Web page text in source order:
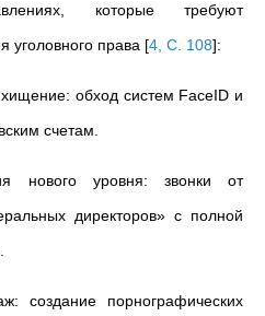
которые требуют
уголовного права [4, C. 108]:
обход систем FaceID и
счетам.
нового уровня: звонки от
директоров» с полной
создание порнографических